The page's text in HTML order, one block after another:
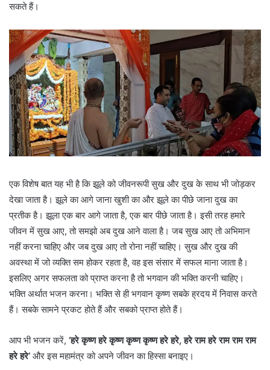
सकते हैं।
एक विशेष बात यह भी है कि झूले को जीवनरूपी सुख और दुख के साथ भी जोड़कर
देखा जाता है। झूले का आगे जाना खुशी का और झूले का पीछे जाना दुख का
प्रतीक है। झूला एक बार आगे जाता है, एक बार पीछे जाता है। इसी तरह हमारे
जीवन में सुख आए, तो समझो अब दुख आने वाला है। जब सुख आए तो अभिमान
नहीं करना चाहिए और जब दुख आए तो रोना नहीं चाहिए। सुख और दुख की
अवस्था में जो व्यक्ति सम होकर रहता है, वह इस संसार में सफल माना जाता है।
इसलिए अगर सफलता को प्राप्त करना है तो भगवान की भक्ति करनी चाहिए।
भक्ति अर्थात भजन करना। भक्ति से ही भगवान कृष्ण सबके ह्रदय में निवास करते
हैं। सबके सामने प्रकट होते हैं और सबको प्राप्त होते हैं।
आप भी भजन करें, ‘हरे कृष्ण हरे कृष्ण कृष्ण कृष्ण हरे हरे, हरे राम हरे राम राम राम
हरे हरे’ और इस महामंत्र को अपने जीवन का हिस्सा बनाइए।